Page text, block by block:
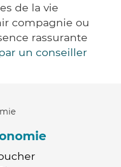
de la vie
compagnie ou
rassurante
un conseiller